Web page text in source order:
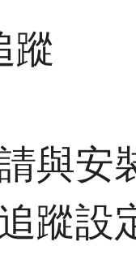
蹤
與安
蹤設